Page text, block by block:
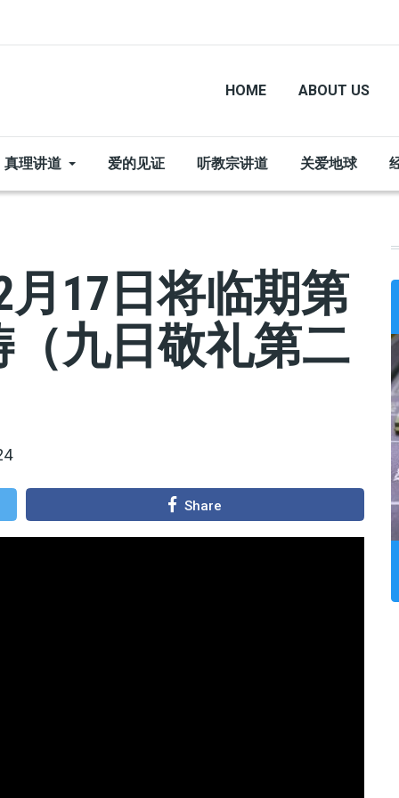
HOME ABOUT US
真理讲道 爱的见证 听教宗讲道 关爱地球
17日将临期第
九日敬礼第二
Share